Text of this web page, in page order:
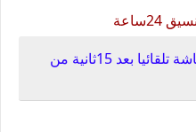
ضبط وقت إيقاف تشغيل الشاشة تلقائيا بعد 15ثانية من